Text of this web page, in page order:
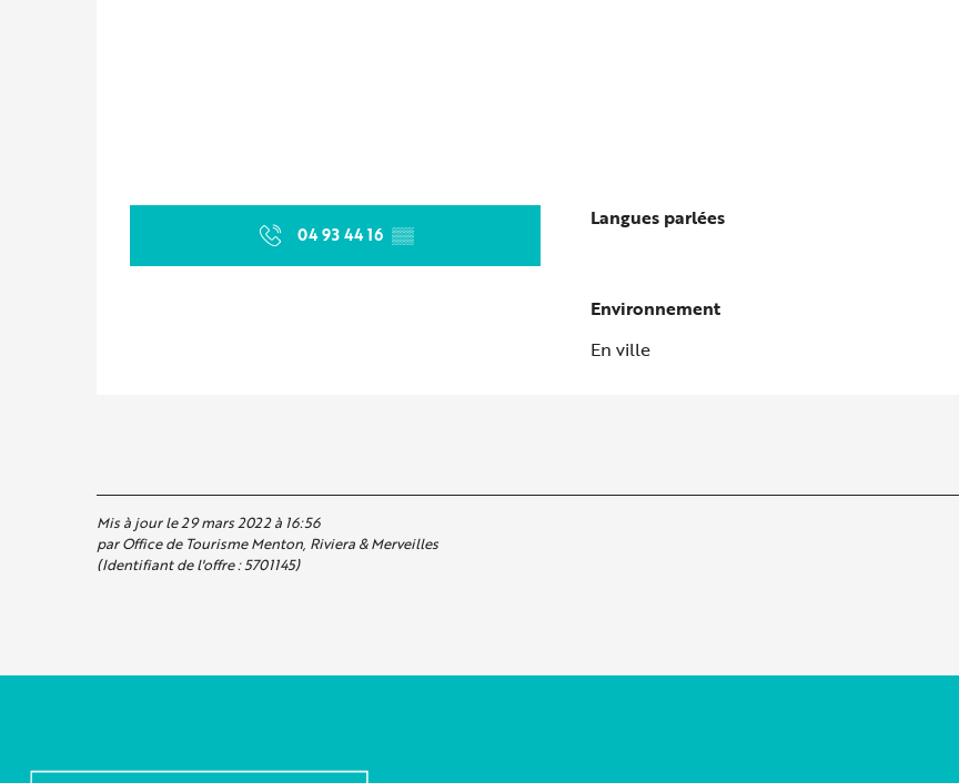
04 93 44 16 ▒▒
Langues parlées
Langues parlées
Environnement
Environnement
En ville
Mis à jour le 29 mars 2022 à 16:56
par Office de Tourisme Menton, Riviera & Merveilles
(Identifiant de l'offre :5701145)